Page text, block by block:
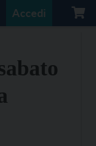
Accedi